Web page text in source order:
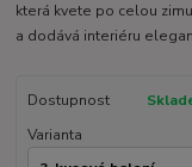
která kvete po celou
a dodává interiéru
Dostupnost
Varianta